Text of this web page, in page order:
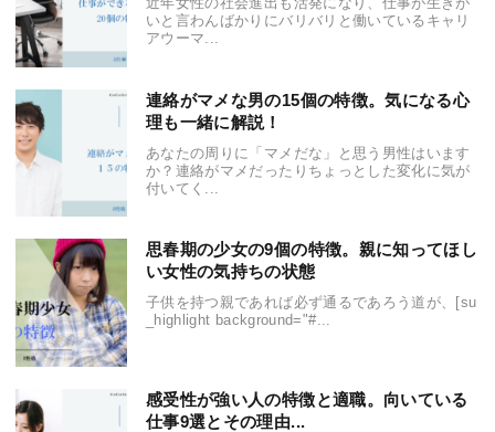
いと言わんばかりにバリバリと働いているキャリ
アウーマ...
連絡がマメな男の15個の特徴。気になる心
理も一緒に解説！
あなたの周りに「マメだな」と思う男性はいます
か？連絡がマメだったりちょっとした変化に気が
付いてく...
思春期の少女の9個の特徴。親に知ってほし
い女性の気持ちの状態
子供を持つ親であれば必ず通るであろう道が、[su
_highlight background="#...
感受性が強い人の特徴と適職。向いている
仕事9選とその理由...